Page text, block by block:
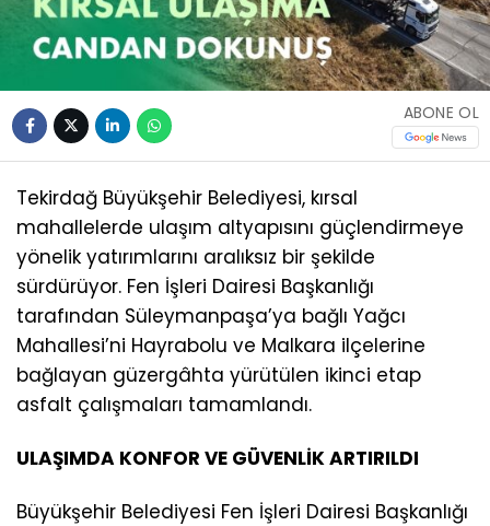
ABONE OL
Tekirdağ Büyükşehir Belediyesi, kırsal
mahallelerde ulaşım altyapısını güçlendirmeye
yönelik yatırımlarını aralıksız bir şekilde
sürdürüyor. Fen İşleri Dairesi Başkanlığı
tarafından Süleymanpaşa’ya bağlı Yağcı
Mahallesi’ni Hayrabolu ve Malkara ilçelerine
bağlayan güzergâhta yürütülen ikinci etap
asfalt çalışmaları tamamlandı.
ULAŞIMDA KONFOR VE GÜVENLİK ARTIRILDI
Büyükşehir Belediyesi Fen İşleri Dairesi Başkanlığı